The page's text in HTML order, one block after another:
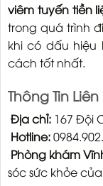
viêm tuyến tiền
trong quá trình
khi có dấu hiệu
cách tốt nhất.
Thông Tin Liên
Địa chỉ: 167 Đội
Hotline:
Phòng khám
sóc sức khỏe